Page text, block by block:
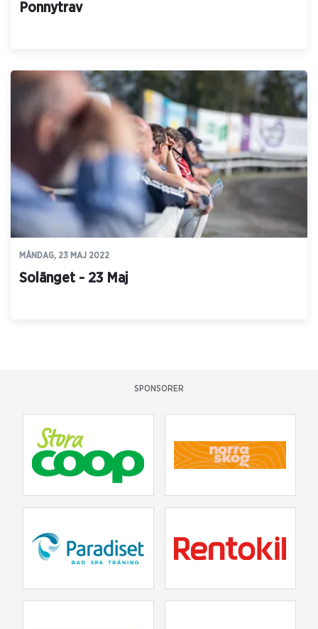
Ponnytrav
MÅNDAG, 23 MAJ 2022
Solänget - 23 Maj
SPONSORER